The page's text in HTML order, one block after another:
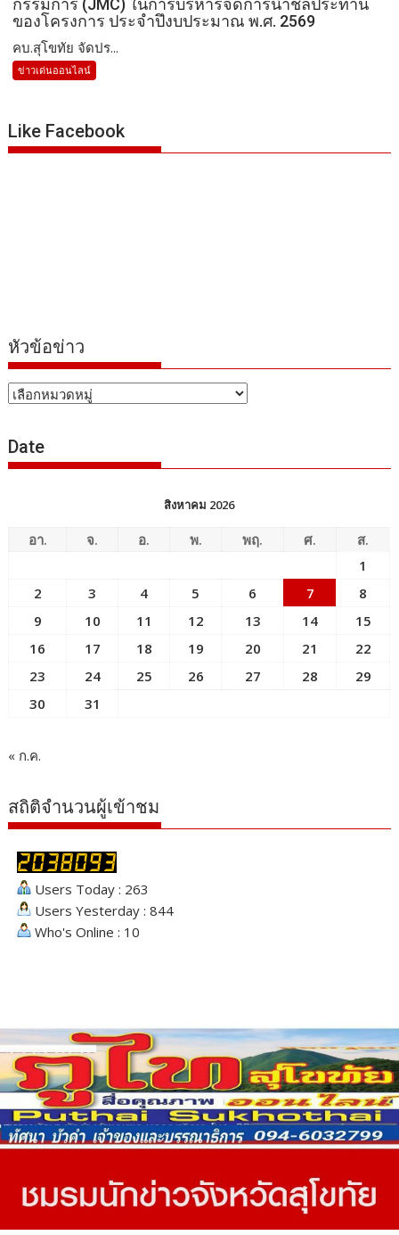
กรรมการ (JMC) ในการบริหารจัดการน้ำชลประทาน
ของโครงการ ประจำปึงบประมาณ พ.ศ. 2569
คบ.สุโขทัย จัดปร...
ข่าวเด่นออนไลน์
Like Facebook
หัวข้อข่าว
หัวข้อ
Date
สิงหาคม 2026
อา. จ. อ. พ. พฤ. ศ.
ส.
1
2
3 4 5 6 7
8
9
10 11 12 13 14
15
16
17 18 19 20 21
22
23
24 25 26 27 28
29
30
31
« ก.ค.
สถิติจำนวนผู้เข้าชม
Users Today : 263
Users Yesterday : 844
Who's Online : 10